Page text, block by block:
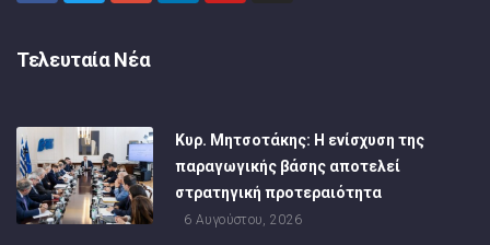
Τελευταία Νέα
Κυρ. Μητσοτάκης: Η ενίσχυση της
παραγωγικής βάσης αποτελεί
στρατηγική προτεραιότητα
6 Αυγούστου, 2026